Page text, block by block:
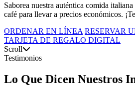
Saborea nuestra auténtica comida
café para llevar a precios económicos.
ORDENAR EN LÍNEA RESERVAR
TARJETA DE REGALO DIGITAL
Scroll
Testimonios
Lo Que Dicen Nuestros